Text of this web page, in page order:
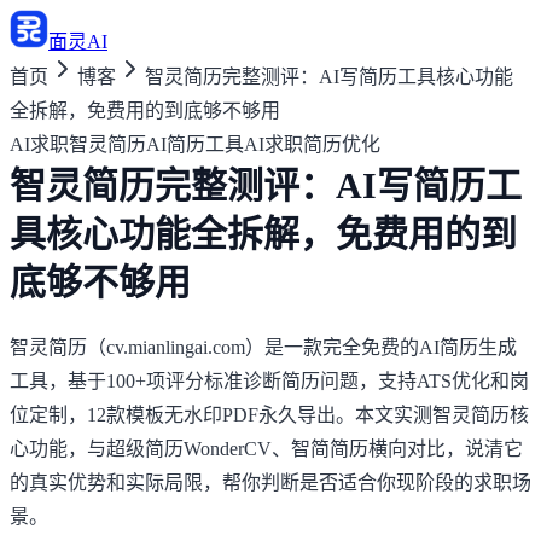
面灵AI
首页
博客
智灵简历完整测评：AI写简历工具核心功能
全拆解，免费用的到底够不够用
AI求职智灵简历AI简历工具AI求职简历优化
智灵简历完整测评：AI写简历工
具核心功能全拆解，免费用的到
底够不够用
智灵简历（cv.mianlingai.com）是一款完全免费的AI简历生成
工具，基于100+项评分标准诊断简历问题，支持ATS优化和岗
位定制，12款模板无水印PDF永久导出。本文实测智灵简历核
心功能，与超级简历WonderCV、智简简历横向对比，说清它
的真实优势和实际局限，帮你判断是否适合你现阶段的求职场
景。